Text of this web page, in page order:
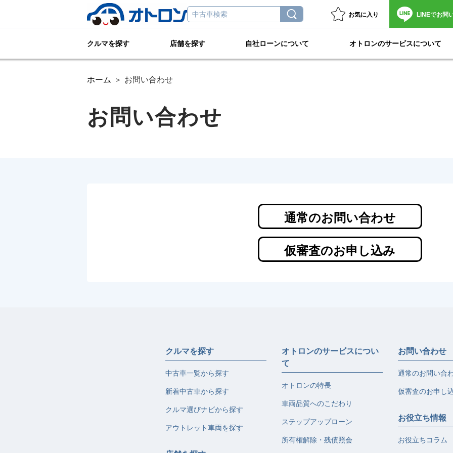
お気に入り LINEでお問
クルマを探す 店舗を探す 自社ローンについて オトロンのサービスについて
ホーム お問い合わせ
お問い合わせ
通常のお問い合わせ
仮審査のお申し込み
クルマを探す
中古車一覧から探す
新着中古車から探す
クルマ選びナビから探す
アウトレット車両を探す
オトロンのサービスについ
て
オトロンの特長
車両品質へのこだわり
ステップアップローン
所有権解除・残債照会
お問い合わせ
通常のお問い合
仮審査のお申し
お役立ち情報
お役立ちコラム